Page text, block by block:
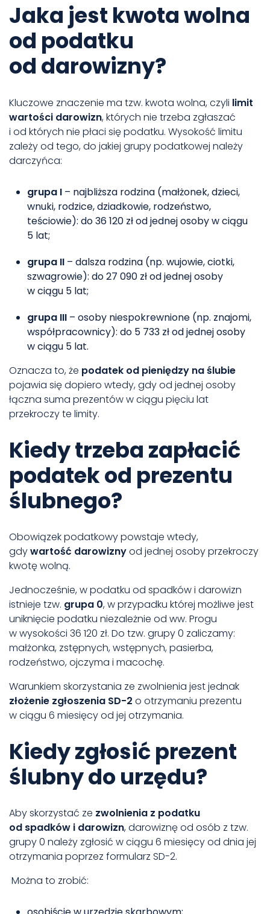
Jaka jest kwota wolna
od podatku
od darowizny?
Kluczowe znaczenie ma tzw. kwota wolna, czyli limit
wartości darowizn, których nie trzeba zgłaszać
i od których nie płaci się podatku. Wysokość limitu
zależy od tego, do jakiej grupy podatkowej należy
darczyńca:
grupa I – najbliższa rodzina (małżonek, dzieci,
wnuki, rodzice, dziadkowie, rodzeństwo,
teściowie): do 36 120 zł od jednej osoby w ciągu
5 lat;
grupa II – dalsza rodzina (np. wujowie, ciotki,
szwagrowie): do 27 090 zł od jednej osoby
w ciągu 5 lat;
grupa III – osoby niespokrewnione (np. znajomi,
współpracownicy): do 5 733 zł od jednej osoby
w ciągu 5 lat.
Oznacza to, że podatek od pieniędzy na ślubie
pojawia się dopiero wtedy, gdy od jednej osoby
łączna suma prezentów w ciągu pięciu lat
przekroczy te limity.
Kiedy trzeba zapłacić
podatek od prezentu
ślubnego?
Obowiązek podatkowy powstaje wtedy,
gdywartość darowiznyod jednej osoby przekroczy
kwotę wolną.
Jednocześnie, w podatku od spadków i darowizn
istnieje tzw. grupa 0, w przypadku której możliwe jest
uniknięcie podatku niezależnie od ww. Progu
w wysokości 36 120 zł. Do tzw. grupy 0 zaliczamy:
małżonka, zstępnych, wstępnych, pasierba,
rodzeństwo, ojczyma i macochę.
Warunkiem skorzystania ze zwolnienia jest jednak
złożenie zgłoszenia SD-2 o otrzymaniu prezentu
w ciągu 6 miesięcy od jej otrzymania.
Kiedy zgłosić prezent
ślubny do urzędu?
Aby skorzystać ze zwolnienia z podatku
od spadków i darowizn, darowiznę od osób z tzw.
grupy 0 należy zgłosić w ciągu 6 miesięcy od dnia jej
otrzymania poprzez formularz SD-2.
Można to zrobić: